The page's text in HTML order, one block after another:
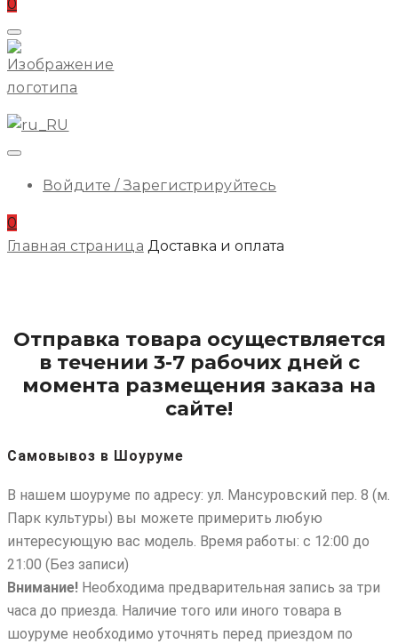
0
Начальное
Меню
ILA
Войдите / Зарегистрируйтесь
0
Главная страница Доставка и оплата
Отправка товара осуществляется
в течении 3-7 рабочих дней с
момента размещения заказа на
сайте!
Самовывоз в Шоуруме
В нашем шоуруме по адресу: ул. Мансуровский пер. 8 (м.
Парк культуры) вы можете примерить любую
интересующую вас модель. Время работы: c 12:00 до
21:00 (Без записи)
Внимание! Необходима предварительная запись за три
часа до приезда. Наличие того или иного товара в
шоуруме необходимо уточнять перед приездом по